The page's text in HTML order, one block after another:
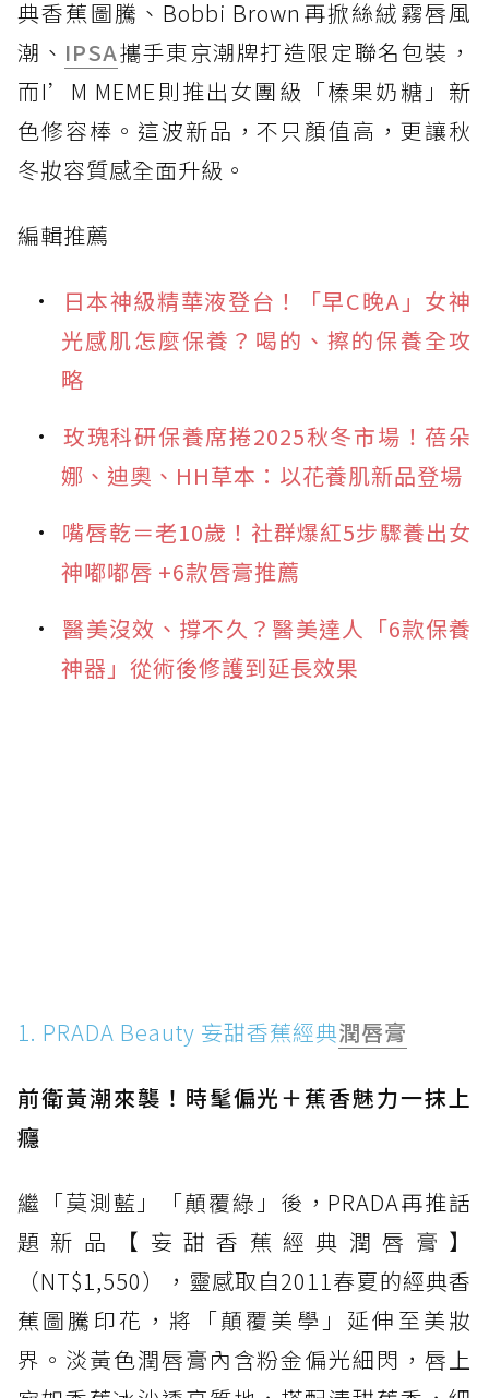
典香蕉圖騰、Bobbi Brown再掀絲絨霧唇風
潮、 IPSA攜手東京潮牌打造限定聯名包裝，
而I’M MEME則推出女團級「榛果奶糖」新
色修容棒。這波新品，不只顏值高，更讓秋
冬妝容質感全面升級。
編輯推薦
日本神級精華液登台！「早C晚A」女神
光感肌怎麼保養？喝的、擦的保養全攻
略
玫瑰科研保養席捲2025秋冬市場！蓓朵
娜、迪奧、HH草本：以花養肌新品登場
嘴唇乾＝老10歲！社群爆紅5步驟養出女
神嘟嘟唇 +6款唇膏推薦
醫美沒效、撐不久？醫美達人「6款保養
神器」從術後修護到延長效果
1. PRADA Beauty 妄甜香蕉經典潤唇膏
前衛黃潮來襲！時髦偏光＋蕉香魅力一抹上
癮
繼「莫測藍」「顛覆綠」後，PRADA再推話
題新品【妄甜香蕉經典潤唇膏】
（NT$1,550），靈感取自2011春夏的經典香
蕉圖騰印花，將「顛覆美學」延伸至美妝
界。淡黃色潤唇膏內含粉金偏光細閃，唇上